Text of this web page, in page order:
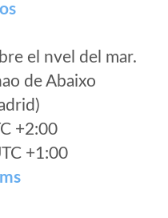
el nvel del mar.
de Abaixo
+2:00
+1:00